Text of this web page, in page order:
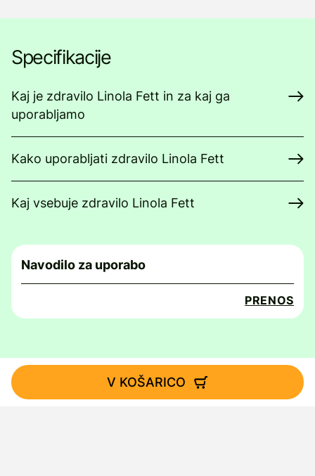
Specifikacije
Kaj je zdravilo Linola Fett in za kaj ga
uporabljamo
Kako uporabljati zdravilo Linola Fett
Kaj vsebuje zdravilo Linola Fett
Navodilo za uporabo
PRENOS
V KOŠARICO